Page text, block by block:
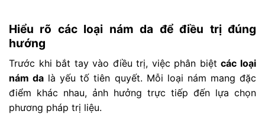
Hiểu rõ các loại nám da để điều trị đúng
hướng
Trước khi bắt tay vào điều trị, việc phân biệtcác loại
nám da là yếu tố tiên quyết. Mỗi loại nám mang đặc
điểm khác nhau, ảnh hưởng trực tiếp đến lựa chọn
phương pháp trị liệu.